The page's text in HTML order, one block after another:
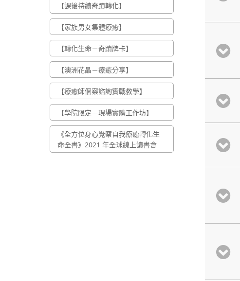
【課後持續奇蹟轉化】
【家族男女集體療癒】
【轉化生命－奇蹟牌卡】
【澳洲花晶－療癒分享】
【療癒師個案諮詢實戰教學】
【學院限定－現場實體工作坊】
《全方位身心覺察自我療癒轉化生
命全書》2021 年全球線上讀書會